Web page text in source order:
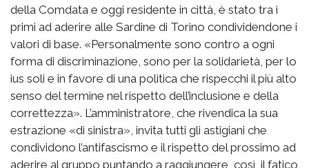
della Comdata e oggi residente in città, è stato tra i
primi ad aderire alle Sardine di Torino condividendone i
valori di base. «Personalmente sono contro a ogni
forma di discriminazione, sono per la solidarietà, per lo
ius soli e in favore di una politica che rispecchi il più alto
senso del termine nel rispetto dell’inclusione e della
correttezza». L’amministratore, che rivendica la sua
estrazione «di sinistra», invita tutti gli astigiani che
condividono l’antifascismo e il rispetto del prossimo ad
aderire al gruppo puntando a raggiungere, così, il fatico